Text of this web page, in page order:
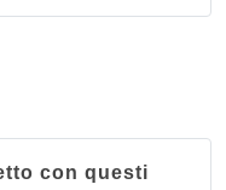
con questi